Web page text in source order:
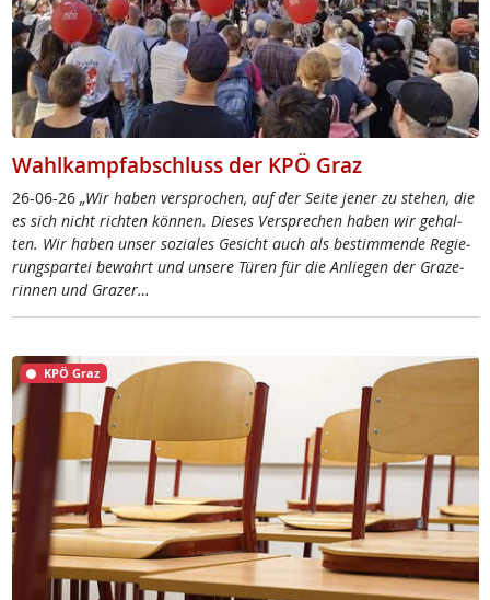
Wahlkampfabschluss der KPÖ Graz
26-06-26 „Wir ha­ben ver­spro­chen, auf der Sei­te je­ner zu ste­hen, die
es sich nicht rich­ten kön­nen. Die­ses Ver­sp­re­chen ha­ben wir ge­hal­
ten. Wir ha­ben un­ser so­zia­les Ge­sicht auch als be­stim­men­de Re­gie­
rung­s­par­tei be­wahrt und un­se­re Tü­ren für die An­lie­gen der Gra­ze­
rin­nen und Gra­zer…
KPÖ Graz